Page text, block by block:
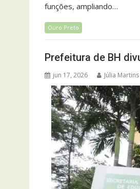
funções, ampliando…
Ouro Preto
Prefeitura de BH
jun 17, 2026 Júlia Martins